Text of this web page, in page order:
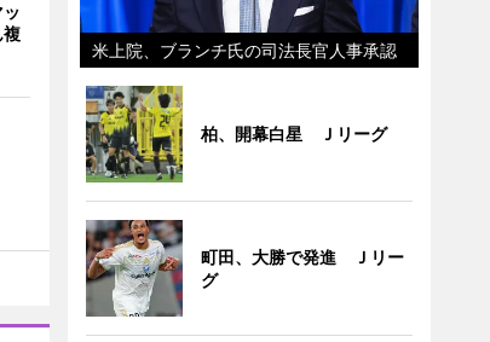
米上院、ブランチ氏の司法長官人事承認
柏、開幕白星 Ｊリーグ
町田、大勝で発進 Ｊリー
グ